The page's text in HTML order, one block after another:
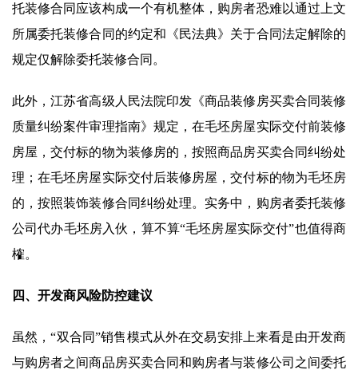
托装修合同应该构成一个有机整体，购房者恐难以通过上文
所属委托装修合同的约定和《民法典》关于合同法定解除的
规定仅解除委托装修合同。
此外，江苏省高级人民法院印发《商品装修房买卖合同装修
质量纠纷案件审理指南》规定，在毛坯房屋实际交付前装修
房屋，交付标的物为装修房的，按照商品房买卖合同纠纷处
理；在毛坯房屋实际交付后装修房屋，交付标的物为毛坯房
的，按照装饰装修合同纠纷处理。实务中，购房者委托装修
公司代办毛坯房入伙，算不算“毛坯房屋实际交付”也值得商
榷。
四、开发商风险防控建议
虽然，“双合同”销售模式从外在交易安排上来看是由开发商
与购房者之间商品房买卖合同和购房者与装修公司之间委托